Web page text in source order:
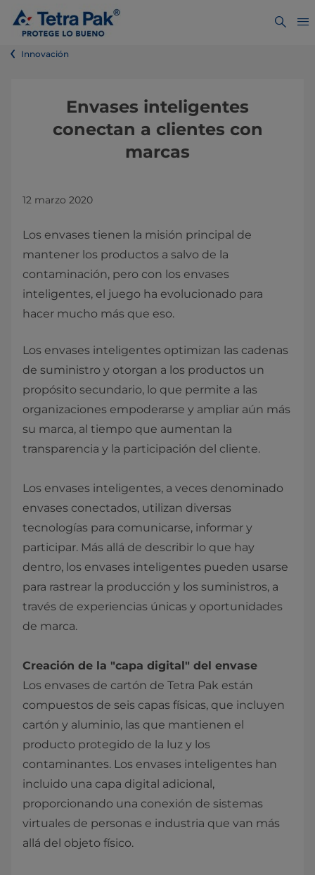
Innovación
Envases inteligentes
conectan a clientes con
marcas
12 marzo 2020
Los envases tienen la misión principal de
mantener los productos a salvo de la
contaminación, pero con los envases
inteligentes, el juego ha evolucionado para
hacer mucho más que eso.
Los envases inteligentes optimizan las cadenas
de suministro y otorgan a los productos un
propósito secundario, lo que permite a las
organizaciones empoderarse y ampliar aún más
su marca, al tiempo que aumentan la
transparencia y la participación del cliente.
Los envases inteligentes, a veces denominado
envases conectados, utilizan diversas
tecnologías para comunicarse, informar y
participar. Más allá de describir lo que hay
dentro, los envases inteligentes pueden usarse
para rastrear la producción y los suministros, a
través de experiencias únicas y oportunidades
de marca.
Creación de la "capa digital" del envase
Los envases de cartón de Tetra Pak están
compuestos de seis capas físicas, que incluyen
cartón y aluminio, las que mantienen el
producto protegido de la luz y los
contaminantes. Los envases inteligentes han
incluido una capa digital adicional,
proporcionando una conexión de sistemas
virtuales de personas e industria que van más
allá del objeto físico.